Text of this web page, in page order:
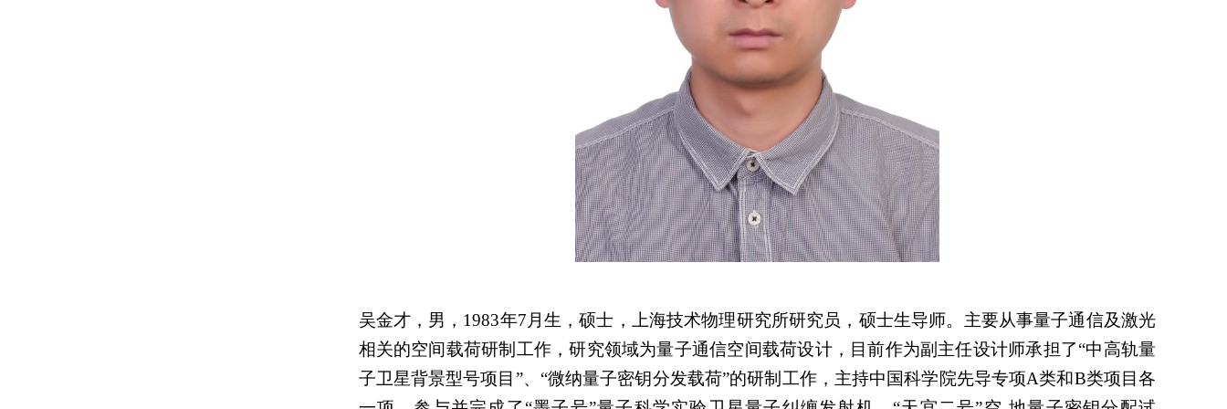
吴金才，男，1983年7月生，硕士，上海技术物理研究所研究员，硕士生导师。主要从事量子通信及激光
相关的空间载荷研制工作，研究领域为量子通信空间载荷设计，目前作为副主任设计师承担了“中高轨量
子卫星背景型号项目”、“微纳量子密钥分发载荷”的研制工作，主持中国科学院先导专项A类和B类项目各